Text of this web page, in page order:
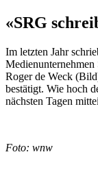
«SRG
Im letzten Jahr
Roger de Weck
bestätigt. Wie hoch
nächsten Tagen
Foto: wnw